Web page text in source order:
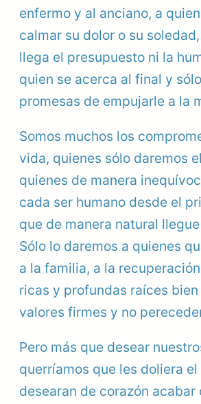
enfermo y al anciano, a
calmar su dolor o su
llega el presupuesto ni la
quien se acerca al final y
promesas de empujarle a la
Somos muchos los
vida, quienes sólo daremos
quienes de manera
cada ser humano desde el
que de manera natural
Sólo lo daremos a quienes
a la familia, a la
ricas y profundas raíces
valores firmes y no
Pero más que desear
querríamos que les doliera el
desearan de corazón acabar